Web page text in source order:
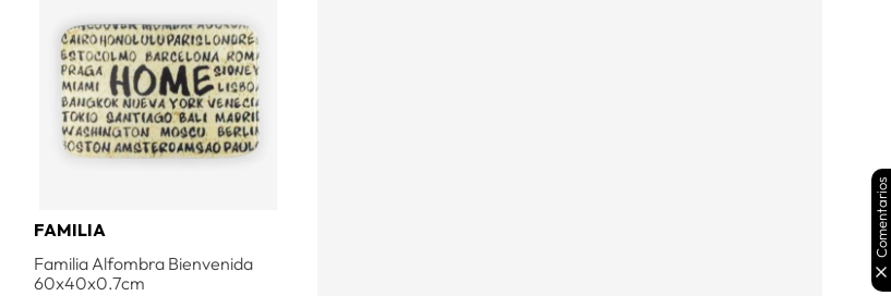
FAMILIA
Familia Alfombra Bienvenida
60x40x0.7cm
Comentarios